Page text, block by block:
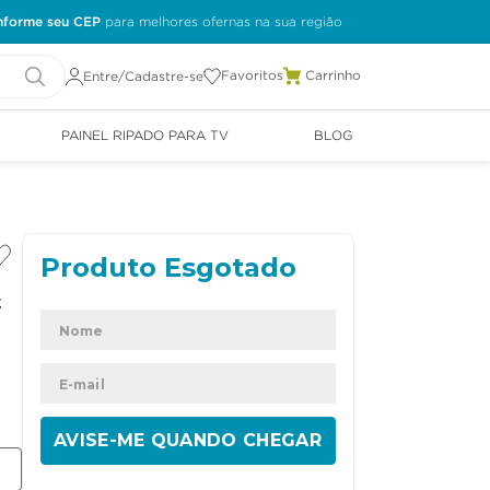
seu CEP
Entre/Cadastre-se Favoritos
PAINEL RIPADO PARA TV BLOG
ENVIAR